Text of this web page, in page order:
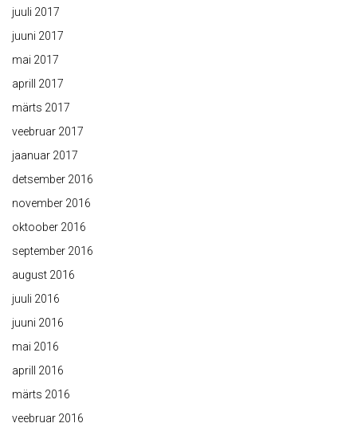
juuli 2017
juuni 2017
mai 2017
aprill 2017
märts 2017
veebruar 2017
jaanuar 2017
detsember 2016
november 2016
oktoober 2016
september 2016
august 2016
juuli 2016
juuni 2016
mai 2016
aprill 2016
märts 2016
veebruar 2016